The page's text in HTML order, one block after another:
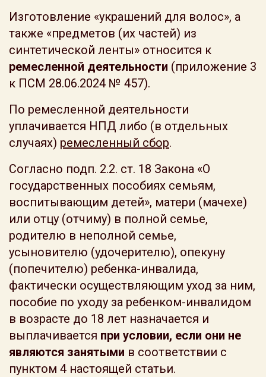
Изготовление «украшений для волос», а
также «предметов (их частей) из
синтетической ленты» относится к
ремесленной деятельности (приложение 3
к ПСМ 28.06.2024 № 457).
По ремесленной деятельности
уплачивается НПД либо (в отдельных
случаях) ремесленный сбор.
Согласно подп. 2.2. ст. 18 Закона «О
государственных пособиях семьям,
воспитывающим детей», матери (мачехе)
или отцу (отчиму) в полной семье,
родителю в неполной семье,
усыновителю (удочерителю), опекуну
(попечителю) ребенка-инвалида,
фактически осуществляющим уход за ним,
пособие по уходу за ребенком-инвалидом
в возрасте до 18 лет назначается и
выплачивается при условии, если они не
являются занятыми в соответствии с
пунктом 4 настоящей статьи.